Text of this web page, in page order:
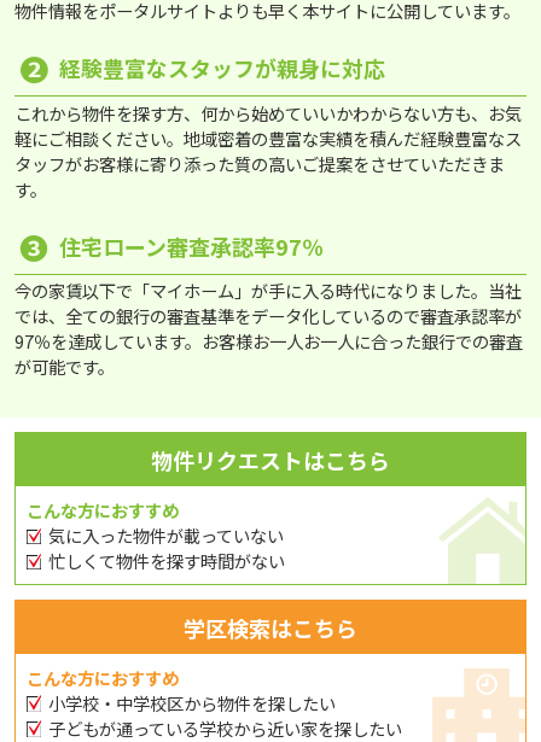
物件情報をポータルサイトよりも早く本サイトに公開しています。
❷ 経験豊富なスタッフが親身に対応
これから物件を探す方、何から始めていいかわからない方も、お気
軽にご相談ください。地域密着の豊富な実績を積んだ経験豊富なス
タッフがお客様に寄り添った質の高いご提案をさせていただきま
す。
❸ 住宅ローン審査承認率97％
今の家賃以下で「マイホーム」が手に入る時代になりました。当社
では、全ての銀行の審査基準をデータ化しているので審査承認率が
97％を達成しています。お客様お一人お一人に合った銀行での審査
が可能です。
物件リクエストはこちら
こんな方におすすめ
気に入った物件が載っていない
忙しくて物件を探す時間がない
学区検索はこちら
こんな方におすすめ
小学校・中学校区から物件を探したい
子どもが通っている学校から近い家を探したい